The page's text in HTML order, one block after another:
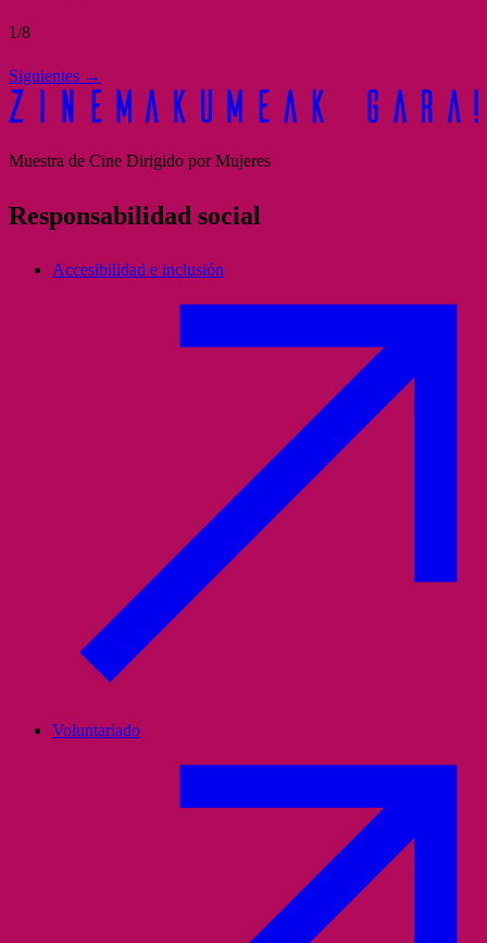
1/8
Siguientes →
Muestra de Cine Dirigido por Mujeres
Responsabilidad social
Accesibilidad e inclusión
Voluntariado